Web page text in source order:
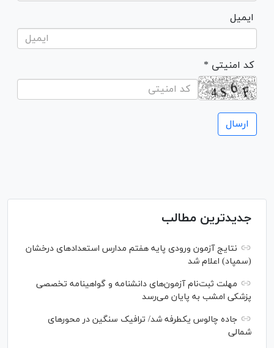
ایمیل
* کد امنیتی
جدیدترین مطالب
نتایج آزمون ورودی پایه هفتم مدارس استعدادهای درخشان
(سمپاد) اعلام شد
مهلت ثبت‌نام آزمون‌های دانشنامه و گواهینامه تخصصی
پزشکی امشب به پایان می‌رسد
جاده چالوس یکطرفه شد/ ترافیک سنگین در محورهای
شمالی